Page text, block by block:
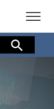
검색